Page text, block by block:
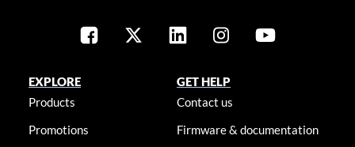
EXPLORE
Products
Promotions
GET HELP
Contact us
Firmware & documentation